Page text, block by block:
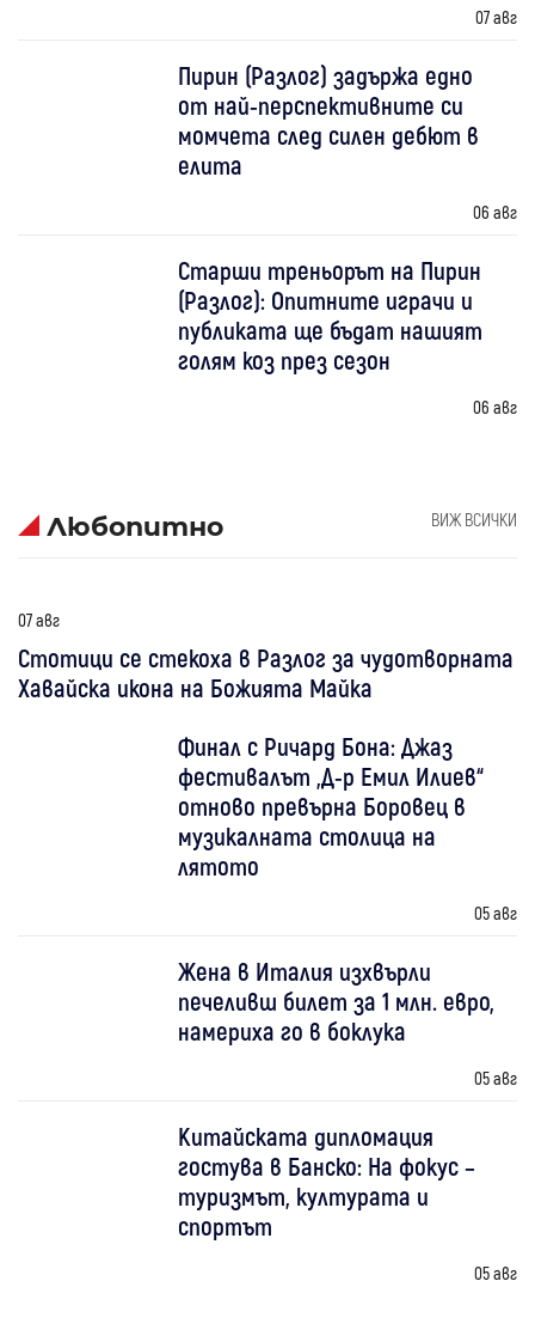
07 авг
Пирин (Разлог) задържа едно
от най-перспективните си
момчета след силен дебют в
елита
06 авг
Старши треньорът на Пирин
(Разлог): Опитните играчи и
публиката ще бъдат нашият
голям коз през сезон
06 авг
Любопитно ВИЖ ВСИЧКИ
07 авг
Стотици се стекоха в Разлог за чудотворната
Хавайска икона на Божията Майка
Финал с Ричард Бона: Джаз
фестивалът „Д-р Емил Илиев“
отново превърна Боровец в
музикалната столица на
лятото
05 авг
Жена в Италия изхвърли
печеливш билет за 1 млн. евро,
намериха го в боклука
05 авг
Китайската дипломация
гостува в Банско: На фокус –
туризмът, културата и
спортът
05 авг